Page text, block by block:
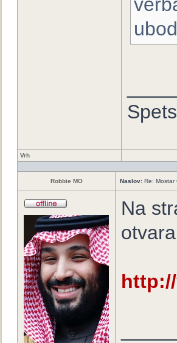
Vrh
Robbie MO Naslov: Re: Mostar
Na